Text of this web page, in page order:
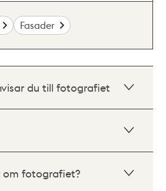
Fasader
du till fotografiet
om fotografiet?